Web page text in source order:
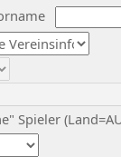
Spieler